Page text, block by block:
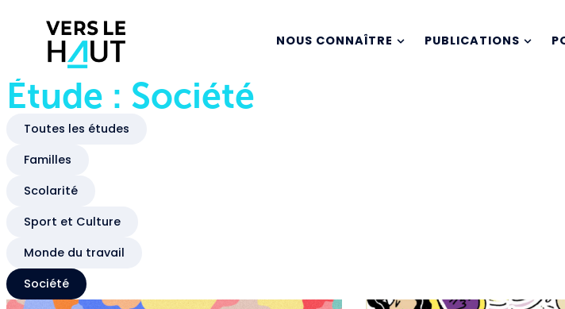
NOUS CONNAÎTRE PUBLICATIONS
Étude : Société
Toutes les études
Familles
Scolarité
Sport et Culture
Monde du travail
Société